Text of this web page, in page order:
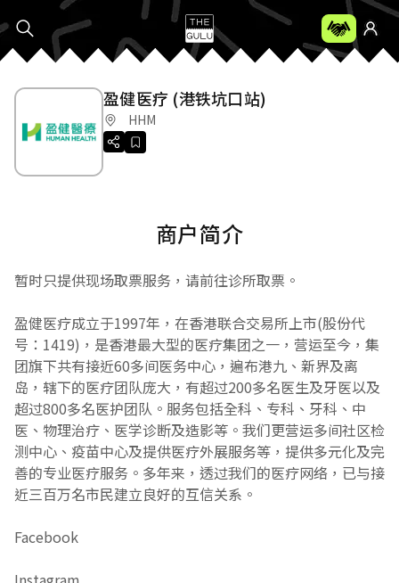
盈健医疗 (港铁坑口站)
HHM
商户简介
暂时只提供现场取票服务，请前往诊所取票。
盈健医疗成立于1997年，在香港联合交易所上市(股份代
号：1419)，是香港最大型的医疗集团之一，营运至今，集
团旗下共有接近60多间医务中心，遍布港九、新界及离
岛，辖下的医疗团队庞大，有超过200多名医生及牙医以及
超过800多名医护团队。服务包括全科、专科、牙科、中
医、物理治疗、医学诊断及造影等。我们更营运多间社区检
测中心、疫苗中心及提供医疗外展服务等，提供多元化及完
善的专业医疗服务。多年来，透过我们的医疗网络，已与接
近三百万名市民建立良好的互信关系。
Facebook